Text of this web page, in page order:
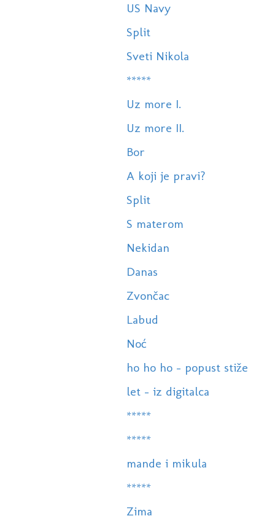
US Navy
Split
Sveti Nikola
*****
Uz more I.
Uz more II.
Bor
A koji je pravi?
Split
S materom
Nekidan
Danas
Zvončac
Labud
Noć
ho ho ho - popust stiže
let - iz digitalca
*****
*****
mande i mikula
*****
Zima